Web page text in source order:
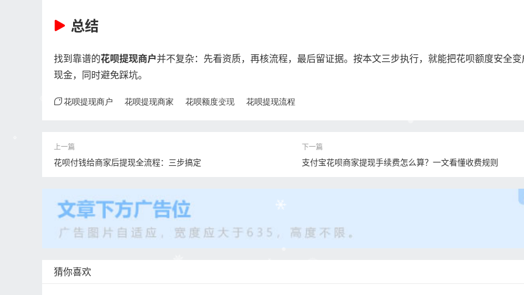
总结
找到靠谱的花呗提现商户并不复杂：先看资质，再核流程，最后留证据。按本文三步执行，就能把花呗额度安全变
现金，同时避免踩坑。
花呗提现商户 花呗提现商家 花呗额度变现 花呗提现流程
花呗付钱给商家后提现全流程：三步搞定 支付宝花呗商家提现手续费怎么算？一文看懂收费规则
猜你喜欢